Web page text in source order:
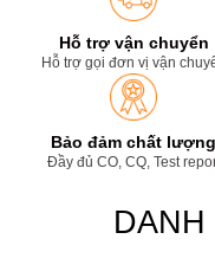
Hỗ trợ vận chuyển
Hỗ trợ gọi đơn vị vận
Bảo đảm chất lượng
Đầy đủ CO, CQ, Test